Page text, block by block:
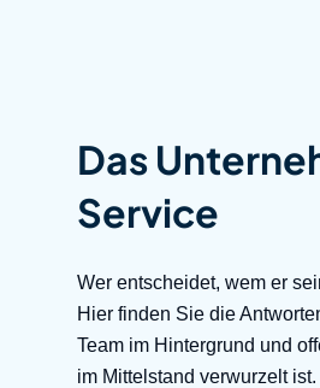
Das
Service
Wer entscheidet, wem er
Hier finden Sie die
Team im Hintergrund und
im Mittelstand verwurzelt ist.